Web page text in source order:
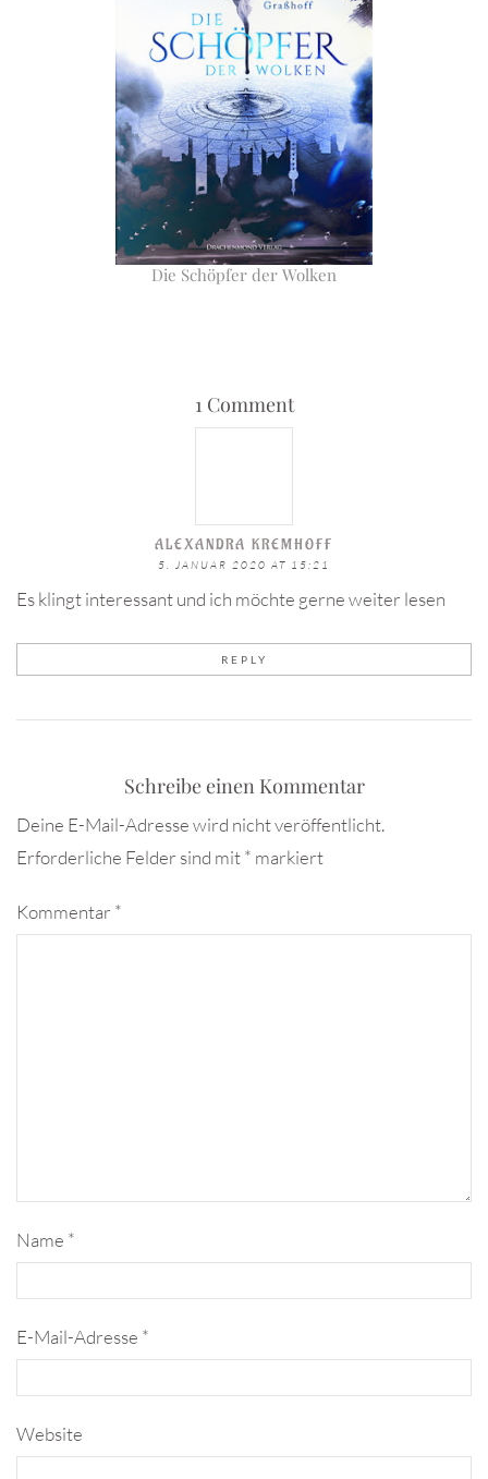
Die Schöpfer der Wolken
1 Comment
ALEXANDRA KREMHOFF
5. JANUAR 2020 AT 15:21
Es klingt interessant und ich möchte gerne weiter lesen
REPLY
Schreibe einen Kommentar
Deine E-Mail-Adresse wird nicht veröffentlicht.
Erforderliche Felder sind mit* markiert
Kommentar *
Name *
E-Mail-Adresse *
Website